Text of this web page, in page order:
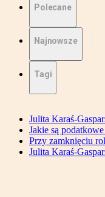
Polecane
Najnowsze
Tagi
Julita Karaś-
Jakie są
Przy zamknięciu
Julita Karaś-